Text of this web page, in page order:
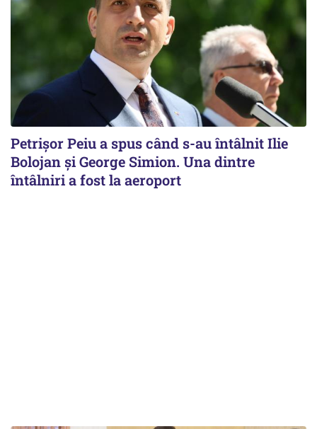
Petrişor Peiu a spus când s-au întâlnit Ilie
Bolojan şi George Simion. Una dintre
întâlniri a fost la aeroport